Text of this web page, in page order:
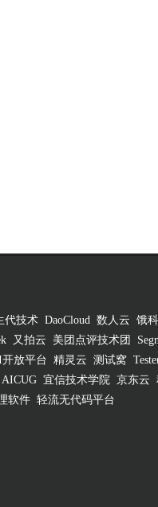
代技术 DaoCloud 数人云 饿
又拍云 美团点评技术团
放平台 精灵云 测试窝
AICUG 宜信技术学院 京东云
软件 轻流无代码平台